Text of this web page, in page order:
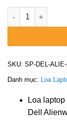
Loa Laptop
SKU: SP-DEL-
Danh mục: Loa
Loa
Dell